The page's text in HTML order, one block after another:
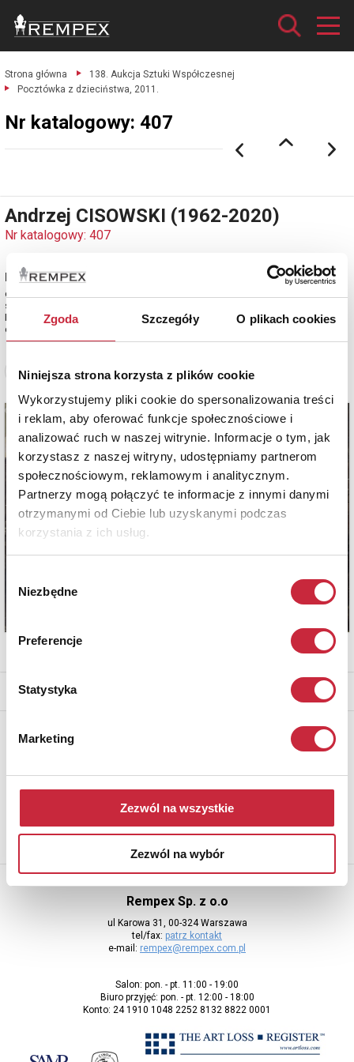
Zgoda Szczegóły O plikach cookies
Niniejsza strona korzysta z plików cookie
Wykorzystujemy pliki cookie do spersonalizowania treści
i reklam, aby oferować funkcje społecznościowe i
analizować ruch w naszej witrynie. Informacje o tym, jak
korzystasz z naszej witryny, udostępniamy partnerom
społecznościowym, reklamowym i analitycznym.
Partnerzy mogą połączyć te informacje z innymi danymi
otrzymanymi od Ciebie lub uzyskanymi podczas
korzystania z ich usług.
zgody
Niezbędne
Preferencje
Statystyka
Marketing
Zezwól na wszystkie
Zezwól na wybór
Strona główna
138. Aukcja Sztuki Współczesnej
Pocztówka z dzieciństwa, 2011.
Nr katalogowy: 407
Andrzej CISOWSKI (1962-2020)
Nr katalogowy: 407
Pocztówka z dzieciństwa, 2011
olej, płótno; 60 x 90 cm;
sygn. i dat. na odwrocie: A.CISOWSKI / 2011 na krośnie malarskim tytuł:
POCZTÓWKA Z DZIECIŃSTA.
estymacja: 3 700 - 4 400 zł
Zobacz pełne informacje
* - podlega opłacie DdS (patrz regulamin)
adres e-mail
Rempex Sp. z o.o
ul Karowa 31, 00-324 Warszawa
tel/fax: patrz kontakt
e-mail: rempex@rempex.com.pl
Salon: pon. - pt. 11:00 - 19:00
Biuro przyjęć: pon. - pt. 12:00 - 18:00
Konto: 24 1910 1048 2252 8132 8822 0001